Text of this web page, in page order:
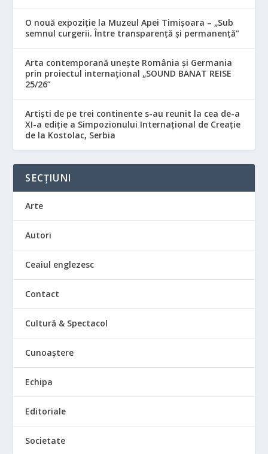
O nouă expoziție la Muzeul Apei Timișoara – „Sub
semnul curgerii. Între transparență și permanență”
Arta contemporană unește România și Germania
prin proiectul internațional „SOUND BANAT REISE
25/26”
Artiști de pe trei continente s-au reunit la cea de-a
XI-a ediție a Simpozionului Internațional de Creație
de la Kostolac, Serbia
SECȚIUNI
Arte
Autori
Ceaiul englezesc
Contact
Cultură & Spectacol
Cunoaștere
Echipa
Editoriale
Societate